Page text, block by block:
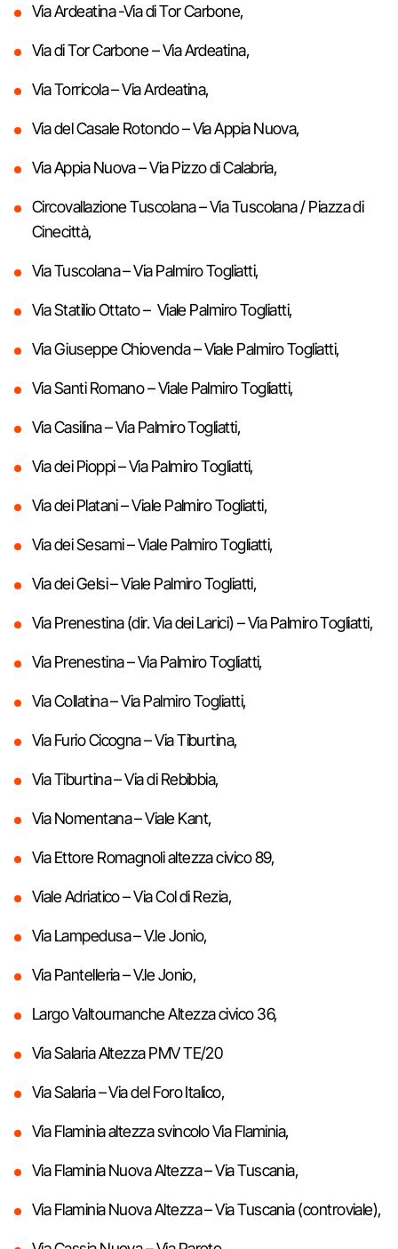
Via Ardeatina -Via di Tor Carbone,
Via di Tor Carbone – Via Ardeatina,
Via Torricola – Via Ardeatina,
Via del Casale Rotondo – Via Appia Nuova,
Via Appia Nuova – Via Pizzo di Calabria,
Circovallazione Tuscolana – Via Tuscolana / Piazza di
Cinecittà,
Via Tuscolana – Via Palmiro Togliatti,
Via Statilio Ottato – Viale Palmiro Togliatti,
Via Giuseppe Chiovenda – Viale Palmiro Togliatti,
Via Santi Romano – Viale Palmiro Togliatti,
Via Casilina – Via Palmiro Togliatti,
Via dei Pioppi – Via Palmiro Togliatti,
Via dei Platani – Viale Palmiro Togliatti,
Via dei Sesami – Viale Palmiro Togliatti,
Via dei Gelsi – Viale Palmiro Togliatti,
Via Prenestina (dir. Via dei Larici) – Via Palmiro Togliatti,
Via Prenestina – Via Palmiro Togliatti,
Via Collatina – Via Palmiro Togliatti,
Via Furio Cicogna – Via Tiburtina,
Via Tiburtina – Via di Rebibbia,
Via Nomentana – Viale Kant,
Via Ettore Romagnoli altezza civico 89,
Viale Adriatico – Via Col di Rezia,
Via Lampedusa – V.le Jonio,
Via Pantelleria – V.le Jonio,
Largo Valtournanche Altezza civico 36,
Via Salaria Altezza PMV TE/20
Via Salaria – Via del Foro Italico,
Via Flaminia altezza svincolo Via Flaminia,
Via Flaminia Nuova Altezza – Via Tuscania,
Via Flaminia Nuova Altezza – Via Tuscania (controviale),